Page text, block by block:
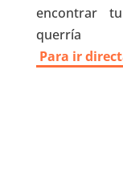
encontrar
Para ir